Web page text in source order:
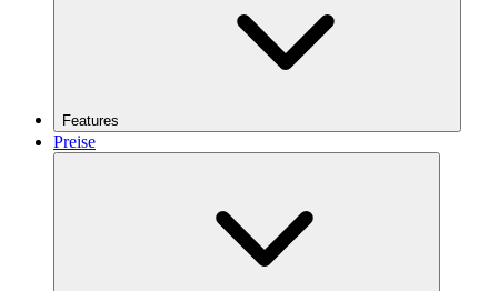
Features
Preise